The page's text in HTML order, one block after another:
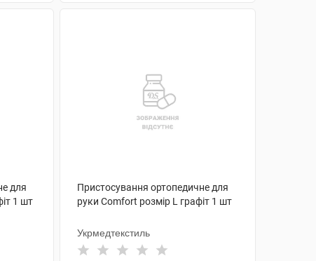
для
1 шт
Пристосування ортопедичне для
руки Comfort розмір L графіт 1 шт
Укрмедтекстиль